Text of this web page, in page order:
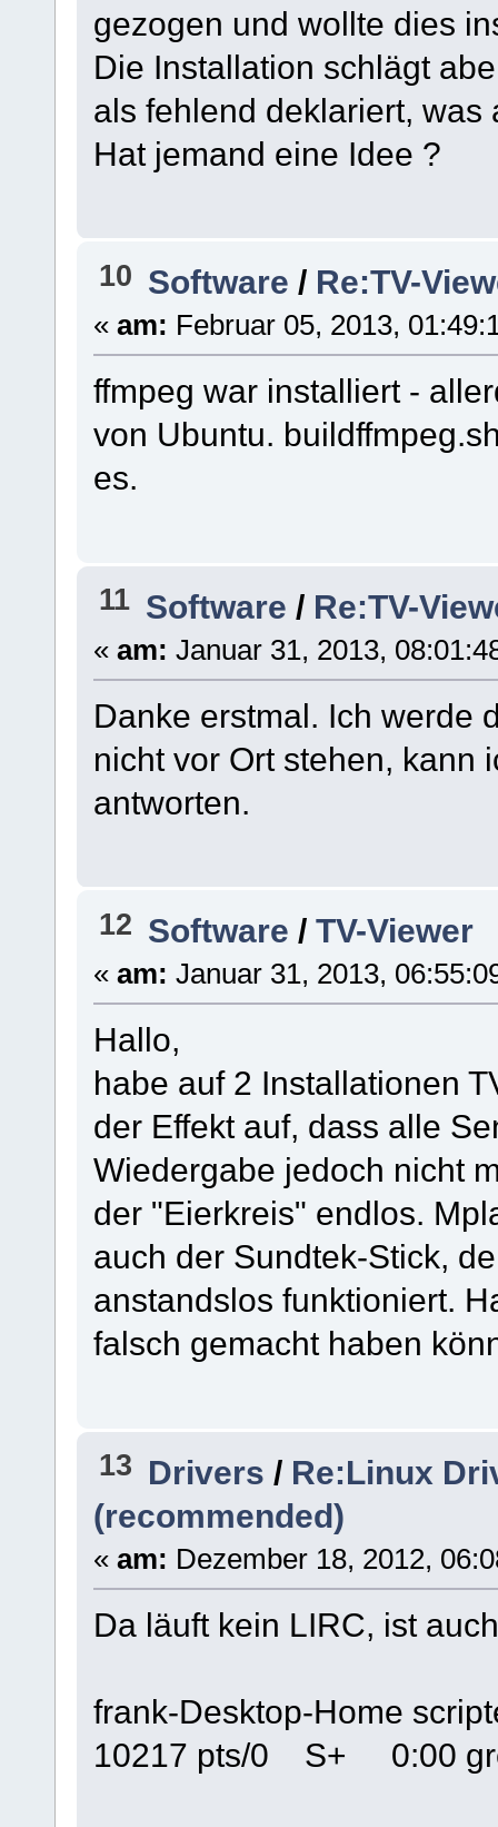
gezogen und wollte dies
Die Installation schlägt
als fehlend deklariert, was
Hat jemand eine Idee ?
10 Software / Re:TV-
« am: Februar 05, 2013,
ffmpeg war installiert -
von Ubuntu.
es.
11 Software / Re:TV-
« am: Januar 31, 2013,
Danke erstmal. Ich werde
nicht vor Ort stehen, kann
antworten.
12 Software /TV-Viewer
« am: Januar 31, 2013,
Hallo,
habe auf 2 Installationen
der Effekt auf, dass alle
Wiedergabe jedoch nicht
der "Eierkreis" endlos.
auch der Sundtek-Stick,
anstandslos funktioniert.
falsch gemacht haben
13 Drivers / Re:Linux
(recommended)
« am: Dezember 18, 2012,
Da läuft kein LIRC, ist
frank-Desktop-Home
10217 pts/0 S+ 0:00